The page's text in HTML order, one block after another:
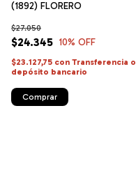
(1892) FLORERO
$24.345
$27.050
10% OFF
$23.127,75 con Transferencia o
depósito bancario
Comprar